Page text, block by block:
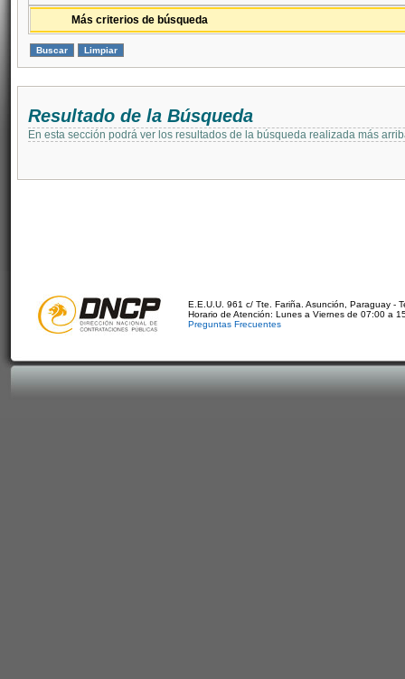
Más criterios de búsqueda
Resultado de la Búsqueda
En esta sección podrá ver los resultados de la búsqueda realizada más
E.E.U.U. 961 c/ Tte. Fariña. Asunción, Paraguay -
Horario de Atención: Lunes a Viernes de 07:00 a
Preguntas Frecuentes